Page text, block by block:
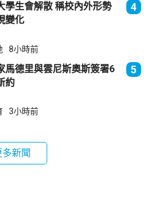
生會解散 稱校內外形勢
變化
4
8小時前
馬德里與雲尼斯奧斯簽署6
約
5
3小時前
多新聞